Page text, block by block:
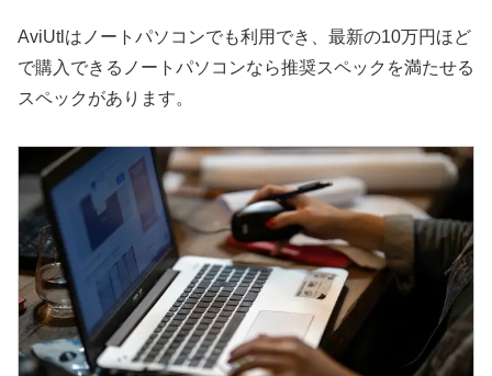
AviUtlはノートパソコンでも利用でき、最新の10万円ほど
で購入できるノートパソコンなら推奨スペックを満たせる
スペックがあります。